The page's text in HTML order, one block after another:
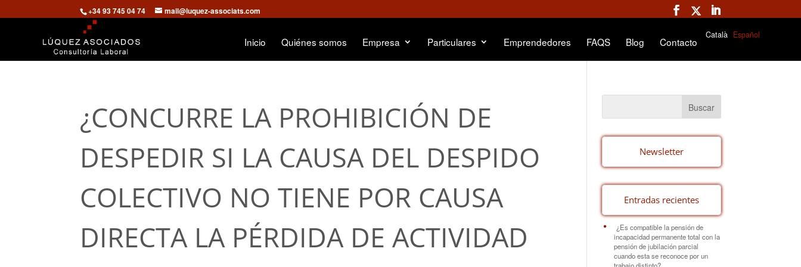
+34 93 745 04 74 mail@luquez-associats.com
Inicio Quiénes somos Empresa Particulares Emprendedores FAQS Blog Contacto
Català Español
¿CONCURRE LA PROHIBICIÓN DE
DESPEDIR SI LA CAUSA DEL DESPIDO
COLECTIVO NO TIENE POR CAUSA
DIRECTA LA PÉRDIDA DE ACTIVIDAD
Newsletter
Entradas recientes
¿Es compatible la pensión de
incapacidad permanente total con la
pensión de jubilación parcial
cuando esta se reconoce por un